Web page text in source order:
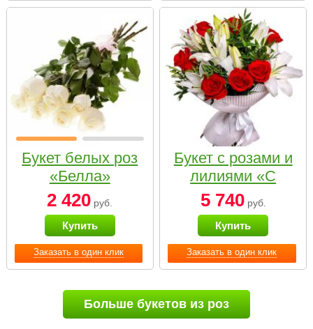
Заказать в один клик
Букет белых роз
«Белла»
2 420 руб.
Купить
Заказать в один клик
Букет с розами и
лилиями «С
наилучшими
пожеланиями»
5 740руб.
Купить
Больше букетов из роз